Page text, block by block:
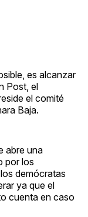
es alcanzar
Post, el
el comité
Baja.
abre una
por los
demócratas
ya que el
cuenta en caso